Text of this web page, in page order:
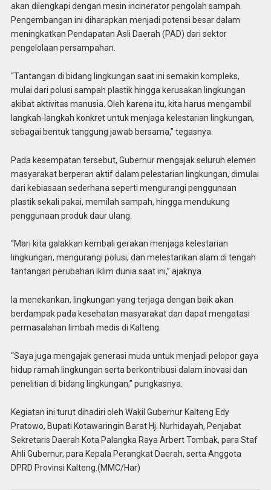
akan dilengkapi dengan mesin incinerator pengolah sampah.
Pengembangan ini diharapkan menjadi potensi besar dalam
meningkatkan Pendapatan Asli Daerah (PAD) dari sektor
pengelolaan persampahan.
“Tantangan di bidang lingkungan saat ini semakin kompleks,
mulai dari polusi sampah plastik hingga kerusakan lingkungan
akibat aktivitas manusia. Oleh karena itu, kita harus mengambil
langkah-langkah konkret untuk menjaga kelestarian lingkungan,
sebagai bentuk tanggung jawab bersama,” tegasnya.
Pada kesempatan tersebut, Gubernur mengajak seluruh elemen
masyarakat berperan aktif dalam pelestarian lingkungan, dimulai
dari kebiasaan sederhana seperti mengurangi penggunaan
plastik sekali pakai, memilah sampah, hingga mendukung
penggunaan produk daur ulang.
“Mari kita galakkan kembali gerakan menjaga kelestarian
lingkungan, mengurangi polusi, dan melestarikan alam di tengah
tantangan perubahan iklim dunia saat ini,” ajaknya.
Ia menekankan, lingkungan yang terjaga dengan baik akan
berdampak pada kesehatan masyarakat dan dapat mengatasi
permasalahan limbah medis di Kalteng.
“Saya juga mengajak generasi muda untuk menjadi pelopor gaya
hidup ramah lingkungan serta berkontribusi dalam inovasi dan
penelitian di bidang lingkungan,” pungkasnya.
Kegiatan ini turut dihadiri oleh Wakil Gubernur Kalteng Edy
Pratowo, Bupati Kotawaringin Barat Hj. Nurhidayah, Penjabat
Sekretaris Daerah Kota Palangka Raya Arbert Tombak, para Staf
Ahli Gubernur, para Kepala Perangkat Daerah, serta Anggota
DPRD Provinsi Kalteng.(MMC/Har)